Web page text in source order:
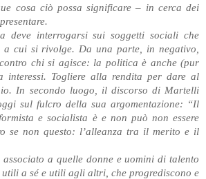
cosa ciò possa significare – in cerca dei
deve interrogarsi sui soggetti sociali che
a cui si rivolge. Da una parte, in negativo,
chi si agisce: la politica è anche (pur
interessi. Togliere alla rendita per dare al
In secondo luogo, il discorso di Martelli
sul fulcro della sua argomentazione: “Il
e socialista è e non può non essere
se non questo: l’alleanza tra il merito e il
a quelle donne e uomini di talento
a sé e utili agli altri, che progrediscono e